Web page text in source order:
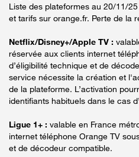
Liste des plateformes au 20/11/
et tarifs sur orange.fr. Perte de la
Netflix/Disney+/Apple TV :
réservée aux clients internet
d’éligibilité technique et de
service nécessite la création et
de la plateforme. L’activation
identifiants habituels dans le cas
Ligue 1+ : valable en France
internet téléphone Orange TV
et de décodeur compatible.